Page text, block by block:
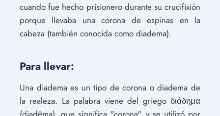
cuando fue hecho prisionero durante su crucifixión
porque llevaba una corona de espinas en la
cabeza (también conocida como diadema).
Para llevar:
Una diadema es un tipo de corona o diadema de
la realeza. La palabra viene del griego διάδημα